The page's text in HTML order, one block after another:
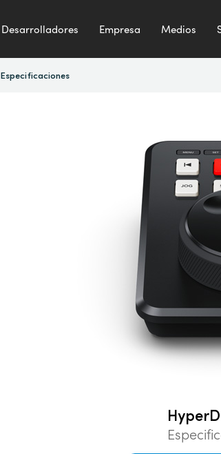
Desarrolladores Empresa Medios
Especificaciones